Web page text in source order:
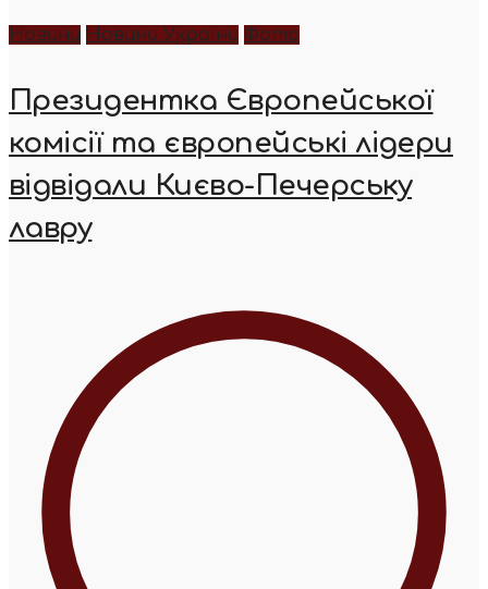
Новини Новини України Фото
Президентка Європейської
комісії та європейські лідери
відвідали Києво-Печерську
лавру